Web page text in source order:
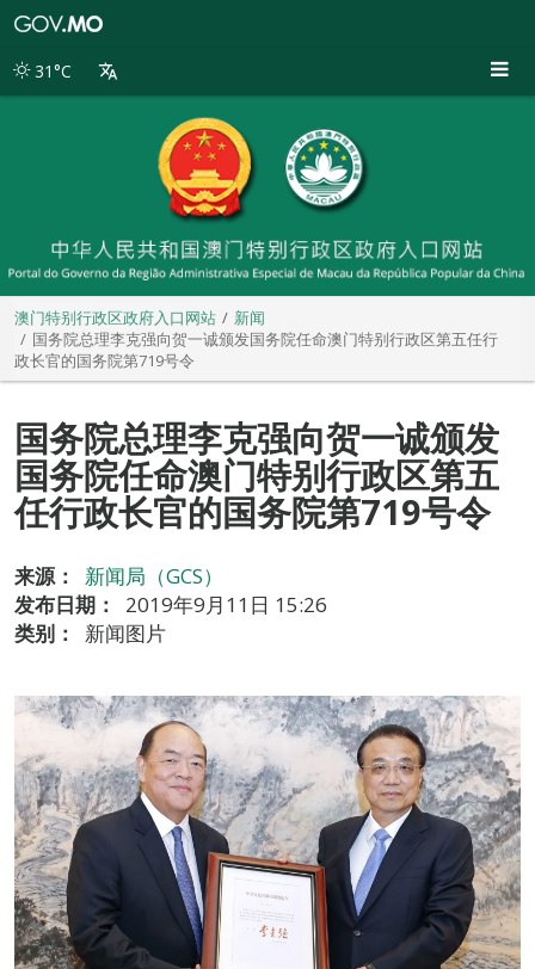
别
31°C
澳门特别行政区政府入口网站
新闻
国务院总理李克强向贺一诚颁发国务院任命澳门特别行政区第五任行
政长官的国务院第719号令
国务院总理李克强向贺一诚颁发
国务院任命澳门特别行政区第五
任行政长官的国务院第719号令
来源：
新闻局（GCS）
发布日期：
2019年9月11日 15:26
类别：
新闻图片